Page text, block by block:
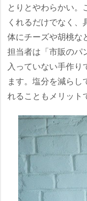
とりとやわらかい
くれるだけでなく
体にチーズや胡桃な
担当者は「市販のパ
入っていない手作り
ます。塩分を減ら
れることもメリット